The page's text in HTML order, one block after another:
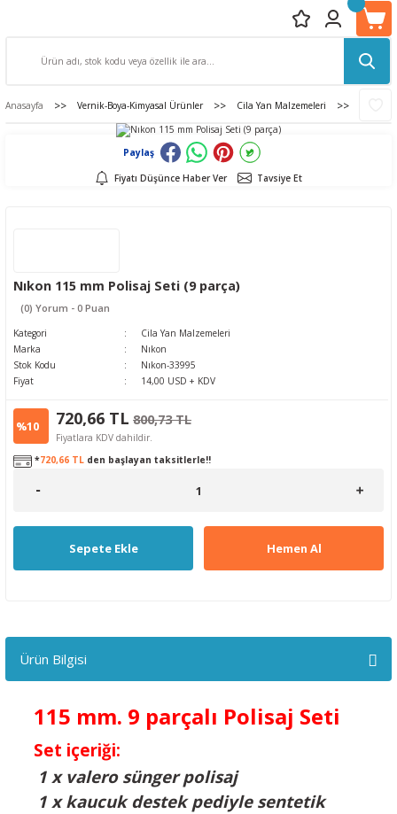
Anasayfa Vernik-Boya-Kimyasal Ürünler Cila Yan Malzemeleri
Paylaş
Fiyatı Düşünce Haber Ver Tavsiye Et
Nıkon 115 mm Polisaj Seti (9 parça)
(0) Yorum - 0 Puan
Kategori
Cila Yan Malzemeleri
Marka
Nıkon
Stok Kodu
Nıkon-33995
Fiyat
14,00 USD + KDV
%10 720,66 TL 800,73 TL
Fiyatlara KDV dahildir.
*720,66 TL den başlayan taksitlerle!!
Sepete Ekle Hemen Al
Ürün Bilgisi
115 mm. 9 parçalı Polisaj Seti
Set içeriği:
1 x valero sünger polisaj
1 x kaucuk destek pediyle sentetik